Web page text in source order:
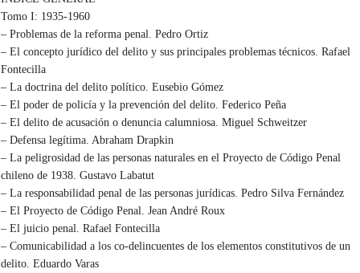
Tomo I: 1935-1960
– Problemas de la reforma penal. Pedro Ortiz
– El concepto jurídico del delito y sus principales problemas técnicos. Rafael
Fontecilla
– La doctrina del delito político. Eusebio Gómez
– El poder de policía y la prevención del delito. Federico Peña
– El delito de acusación o denuncia calumniosa. Miguel Schweitzer
– Defensa legítima. Abraham Drapkin
– La peligrosidad de las personas naturales en el Proyecto de Código Penal
chileno de 1938. Gustavo Labatut
– La responsabilidad penal de las personas jurídicas. Pedro Silva Fernández
– El Proyecto de Código Penal. Jean André Roux
– El juicio penal. Rafael Fontecilla
– Comunicabilidad a los co-delincuentes de los elementos constitutivos de un
delito. Eduardo Varas